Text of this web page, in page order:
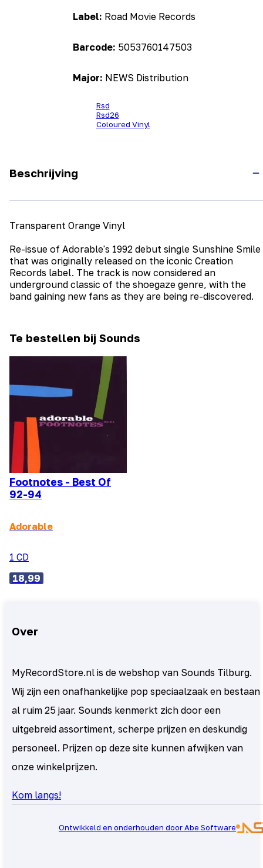
Label: Road Movie Records
Barcode: 5053760147503
Major: NEWS Distribution
Rsd
Rsd26
Coloured Vinyl
Beschrijving
Transparent Orange Vinyl
Re-issue of Adorable's 1992 debut single Sunshine Smile
that was originally released on the iconic Creation
Records label. The track is now considered an
underground classic of the shoegaze genre, with the
band gaining new fans as they are being re-discovered.
Te bestellen bij Sounds
Footnotes - Best Of
92-94
Adorable
1 CD
18,99
Over
MyRecordStore.nl is de webshop van Sounds Tilburg.
Wij zijn een onafhankelijke pop speciaalzaak en bestaan
al ruim 25 jaar. Sounds kenmerkt zich door een
uitgebreid assortiment, scherpe prijzen en deskundig
personeel. Prijzen op deze site kunnen afwijken van
onze winkelprijzen.
Kom langs!
Ontwikkeld en onderhouden door Abe Software